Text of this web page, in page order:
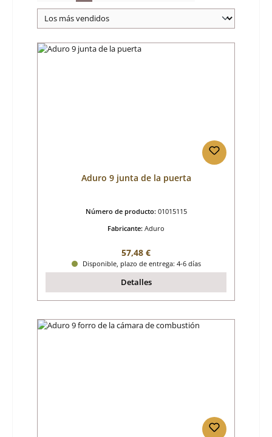
Aduro 9 junta de la puerta
Número de producto: 01015115
Fabricante: Aduro
Precio normal:
57,48 €
Disponible, plazo de entrega: 4-6 días
Detalles